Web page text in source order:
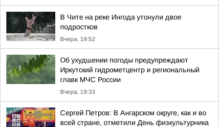
В Чите на реке Ингода утонули двое
подростков
Вчера, 19:52
Об ухудшении погоды предупреждают
Иркутский гидрометцентр и региональный
главк МЧС России
Вчера, 19:33
Сергей Петров: В Ангарском округе, как и во
всей стране, отметили День физкультурника